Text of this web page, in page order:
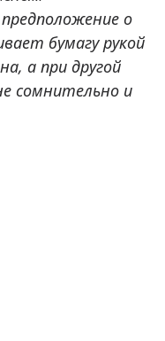
о
бумагу рукой
а при другой
сомнительно и